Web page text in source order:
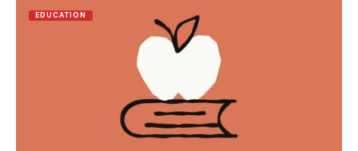
EDUCATION